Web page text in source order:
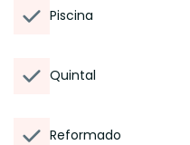
Piscina
Quintal
Reformado